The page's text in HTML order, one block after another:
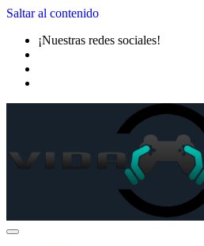
Saltar al contenido
¡Nuestras redes sociales!